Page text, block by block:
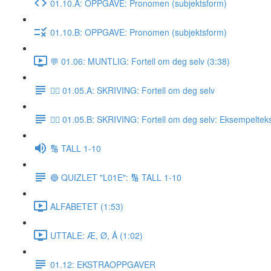
01.10.A: OPPGAVE: Pronomen (subjektsform)
01.10.B: OPPGAVE: Pronomen (subjektsform)
💬 01.06: MUNTLIG: Fortell om deg selv (3:38)
✍🏼 01.05.A: SKRIVING: Fortell om deg selv
✍🏼 01.05.B: SKRIVING: Fortell om deg selv:
🔢 TALL 1-10
🔵 QUIZLET "L01E": 🔢 TALL 1-10
ALFABETET (1:53)
UTTALE: Æ, Ø, Å (1:02)
01.12: EKSTRAOPPGAVER